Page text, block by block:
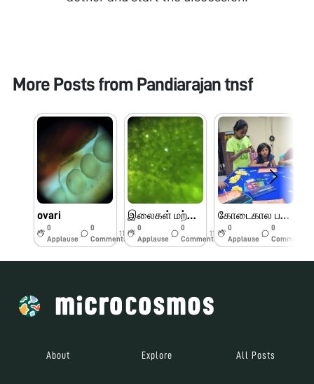
More Posts from Pandiarajan tnsf
ovari
0
Applause
0
Comments
11w
இலைகள் மற்றும் பூக்களின் பாகங்கள்
0
Applause
0
Comments
11w
கோடைகால பயிற்சி முகாம் பெரியார் அறிவியல் மையம்
0
Applause
0
Comments
About Explore All Posts